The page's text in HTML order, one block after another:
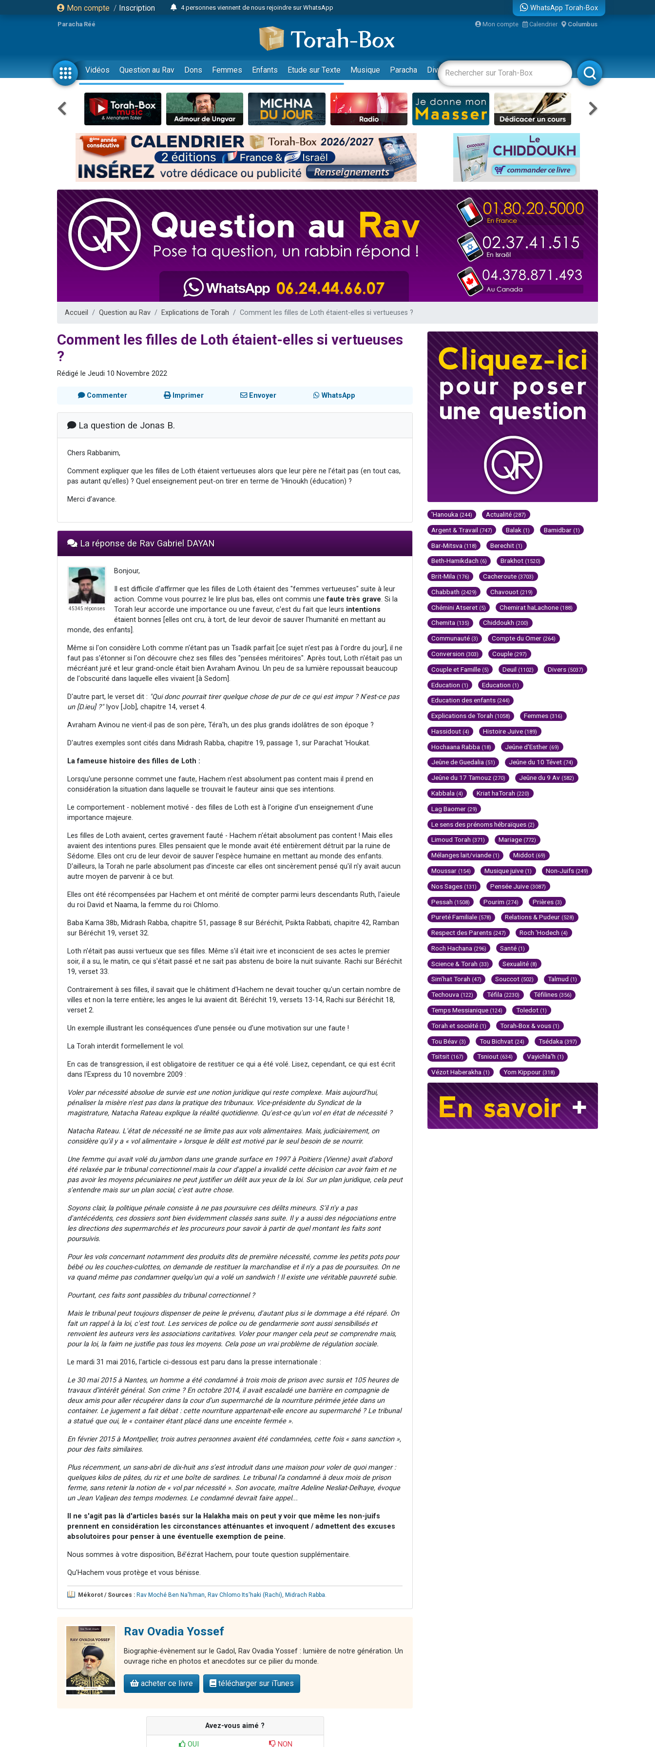
Mon compte / Inscription
4 personnes viennent de nous rejoindre sur WhatsApp
Odaya vient de donner son Maasser
3 personnes viennent de faire un don pour 5 jours de vacances aux Orphelins
3 personnes viennent de faire un don pour Diane, 80 ans, dans un appartement insalubre
13 personnes viennent de demander une bénédiction
2 personnes viennent de nous rejoindre sur WhatsApp
30 personnes viennent de faire un don pour Sauvez la jambe de Yohan
Il reste 49 places pour étudier en groupe sur Zoom
12 nouvelles musiques dans Torah-Box Music
3 personnes viennent de nous rejoindre sur WhatsApp
2 personnes viennent de nous rejoindre sur WhatsApp
3 personnes viennent de nous rejoindre sur WhatsApp
2 nouvelles musiques dans Torah-Box Music
8 personnes viennent de faire un don pour Tsédaka : pauvres d'Israel
Nouvelle émission radio : Visions de grandeur n°104 : Le Chabbath et le Birkat Hamazone à travers le temps
Ariel vient de donner son Maasser
Il reste 49 places pour étudier en groupe sur Zoom
Eva vient de donner son Maasser
WhatsApp Torah-Box
Paracha Réé Mon compte Calendrier Columbus
Vidéos Question au Rav Dons Femmes Enfants Etude sur Texte Musique Paracha Divertissements Livres Rabbanim
Accueil Question au Rav Explications de Torah Comment les filles de Loth étaient-elles si vertueuses ?
Comment les filles de Loth étaient-elles si vertueuses
?
Rédigé le Jeudi 10 Novembre 2022
Commenter Imprimer Envoyer WhatsApp
La question de Jonas B.
Chers Rabbanim,
Comment expliquer que les filles de Loth étaient vertueuses alors que leur père ne l’était pas (en tout cas,
pas autant qu’elles) ? Quel enseignement peut-on tirer en terme de 'Hinoukh (éducation) ?
Merci d’avance.
La réponse de Rav Gabriel DAYAN
45345 réponses
Bonjour,
Il est difficile d'affirmer que les filles de Loth étaient des "femmes vertueuses" suite à leur
action. Comme vous pourrez le lire plus bas, elles ont commis unefaute très grave. Si la
Torah leur accorde une importance ou une faveur, c'est du fait que leurs intentions
étaient bonnes [elles ont cru, à tort, de leur devoir de sauver l'humanité en mettant au
monde, des enfants].
Même si l'on considère Loth comme n'étant pas un Tsadik parfait [ce sujet n'est pas à l'ordre du jour], il ne
faut pas s'étonner si l'on découvre chez ses filles des "pensées méritoires". Après tout, Loth n'était pas un
mécréant juré et leur grand-oncle était bien Avraham Avinou. Un peu de sa lumière repoussait beaucoup
de l'obscurité dans laquelle elles vivaient [à Sedom].
D'autre part, le verset dit : "Qui donc pourrait tirer quelque chose de pur de ce qui est impur ? N'est-ce pas
un [D.ieu] ?"Iyov [Job], chapitre 14, verset 4.
Avraham Avinou ne vient-il pas de son père, Téra'h, un des plus grands idolâtres de son époque ?
D'autres exemples sont cités dans Midrash Rabba, chapitre 19, passage 1, sur Parachat 'Houkat.
La fameuse histoire des filles de Loth :
Lorsqu'une personne commet une faute, Hachem n'est absolument pas content mais il prend en
considération la situation dans laquelle se trouvait le fauteur ainsi que ses intentions.
Le comportement - noblement motivé - des filles de Loth est à l'origine d'un enseignement d'une
importance majeure.
Les filles de Loth avaient, certes gravement fauté - Hachem n'était absolument pas content ! Mais elles
avaient des intentions pures. Elles pensaient que le monde avait été entièrement détruit par la ruine de
Sédome. Elles ont cru de leur devoir de sauver l'espèce humaine en mettant au monde des enfants.
D'ailleurs, la Torah ne parle absolument pas d'inceste car elles ont sincèrement pensé qu'il n'y avait aucun
autre moyen de parvenir à ce but.
Elles ont été récompensées par Hachem et ont mérité de compter parmi leurs descendants Ruth, l'aïeule
du roi David et Naama, la femme du roi Chlomo.
Baba Kama 38b, Midrash Rabba, chapitre 51, passage 8 sur Béréchit, Psikta Rabbati, chapitre 42, Ramban
sur Béréchit 19, verset 32.
Loth n'était pas aussi vertueux que ses filles. Même s'il était ivre et inconscient de ses actes le premier
soir, il a su, le matin, ce qui s'était passé et ne sait pas abstenu de boire la nuit suivante. Rachi sur Béréchit
19, verset 33.
Contrairement à ses filles, il savait que le châtiment d'Hachem ne devait toucher qu'un certain nombre de
villes et non la terre entière; les anges le lui avaient dit. Béréchit 19, versets 13-14, Rachi sur Béréchit 18,
verset 2.
Un exemple illustrant les conséquences d'une pensée ou d'une motivation sur une faute !
La Torah interdit formellement le vol.
En cas de transgression, il est obligatoire de restituer ce qui a été volé. Lisez, cependant, ce qui est écrit
dans l'Express du 10 novembre 2009 :
Voler par nécessité absolue de survie est une notion juridique qui reste complexe. Mais aujourd'hui,
pénaliser la misère n'est pas dans la pratique des tribunaux. Vice-présidente du Syndicat de la
magistrature, Natacha Rateau explique la réalité quotidienne. Qu'est-ce qu'un vol en état de nécessité ?
Natacha Rateau. L'état de nécessité ne se limite pas aux vols alimentaires. Mais, judiciairement, on
considère qu'il y a « vol alimentaire » lorsque le délit est motivé par le seul besoin de se nourrir.
Une femme qui avait volé du jambon dans une grande surface en 1997 à Poitiers (Vienne) avait d'abord
été relaxée par le tribunal correctionnel mais la cour d'appel a invalidé cette décision car avoir faim et ne
pas avoir les moyens pécuniaires ne peut justifier un délit aux yeux de la loi. Sur un plan juridique, cela peut
s'entendre mais sur un plan social, c'est autre chose.
Soyons clair, la politique pénale consiste à ne pas poursuivre ces délits mineurs. S'il n'y a pas
d'antécédents, ces dossiers sont bien évidemment classés sans suite. Il y a aussi des négociations entre
les directions des supermarchés et les procureurs pour savoir à partir de quel montant les faits sont
poursuivis.
Pour les vols concernant notamment des produits dits de première nécessité, comme les petits pots pour
bébé ou les couches-culottes, on demande de restituer la marchandise et il n'y a pas de poursuites. On ne
va quand même pas condamner quelqu'un qui a volé un sandwich ! Il existe une véritable pauvreté subie.
Pourtant, ces faits sont passibles du tribunal correctionnel ?
Mais le tribunal peut toujours dispenser de peine le prévenu, d'autant plus si le dommage a été réparé. On
fait un rappel à la loi, c'est tout. Les services de police ou de gendarmerie sont aussi sensibilisés et
renvoient les auteurs vers les associations caritatives. Voler pour manger cela peut se comprendre mais,
pour la loi, la faim ne justifie pas tous les moyens. Cela pose un vrai problème de régulation sociale.
Le mardi 31 mai 2016, l'article ci-dessous est paru dans la presse internationale :
Le 30 mai 2015 à Nantes, un homme a été condamné à trois mois de prison avec sursis et 105 heures de
travaux d’intérêt général. Son crime ? En octobre 2014, il avait escaladé une barrière en compagnie de
deux amis pour aller récupérer dans la cour d’un supermarché de la nourriture périmée jetée dans un
container. Le jugement a fait débat : cette nourriture appartenait-elle encore au supermarché ? Le tribunal
a statué que oui, le « container étant placé dans une enceinte fermée ».
En février 2015 à Montpellier, trois autres personnes avaient été condamnées, cette fois « sans sanction »,
pour des faits similaires.
Plus récemment, un sans-abri de dix-huit ans s’est introduit dans une maison pour voler de quoi manger :
quelques kilos de pâtes, du riz et une boîte de sardines. Le tribunal l’a condamné à deux mois de prison
ferme, sans retenir la notion de « vol par nécessité ». Son avocate, maître Adeline Nesliat-Delhaye, évoque
un Jean Valjean des temps modernes. Le condamné devrait faire appel...
Il ne s'agit pas là d'articles basés sur la Halakha mais on peut y voir que même les non-juifs
prennent en considération les circonstances atténuantes et invoquent / admettent des excuses
absolutoires pour penser à une éventuelle exemption de peine.
Nous sommes à votre disposition, Bé’ézrat Hachem, pour toute question supplémentaire.
Qu’Hachem vous protège et vous bénisse.
Mékorot / Sources : Rav Moché Ben Na'hman Rav Chlomo Its'haki (Rachi) Midrach Rabba
Rav Ovadia Yossef
Biographie-évènement sur le Gadol, Rav Ovadia Yossef : lumière de notre génération. Un
ouvrage riche en photos et anecdotes sur ce pilier du monde.
acheter ce livre télécharger sur iTunes
Avez-vous aimé ?
OUI NON
'Hanouka (244) Actualité (287)
Argent & Travail (747) Balak (1) Bamidbar (1)
Bar-Mitsva (118) Berechit (1)
Beth-Hamikdach (6) Brakhot (1520)
Brit-Mila (176) Cacheroute (3703)
Chabbath (2429) Chavouot (219)
Chémini Atseret (5) Chemirat haLachone (188)
Chemita (135) Chiddoukh (200)
Communauté (3) Compte du Omer (264)
Conversion (303) Couple (297)
Couple et Famille (5) Deuil (1102) Divers (5037)
Education (1) Education (1)
Education des enfants (244)
Explications de Torah (1058) Femmes (316)
Hassidout (4) Histoire Juive (189)
Hochaana Rabba (18) Jeûne d'Esther (69)
Jeûne de Guedalia (51) Jeûne du 10 Tévet (74)
Jeûne du 17 Tamouz (270) Jeûne du 9 Av (582)
Kabbala (4) Kriat haTorah (220)
Lag Baomer (29)
Le sens des prénoms hébraïques (2)
Limoud Torah (371) Mariage (772)
Mélanges lait/viande (1) Middot (69)
Moussar (154) Musique juive (1) Non-Juifs (249)
Nos Sages (131) Pensée Juive (3087)
Pessah (1508) Pourim (274) Prières (3)
Pureté Familiale (578) Relations & Pudeur (528)
Respect des Parents (247) Roch 'Hodech (4)
Roch Hachana (296) Santé (1)
Science & Torah (33) Sexualité (8)
Sim'hat Torah (47) Souccot (502) Talmud (1)
Techouva (122) Téfila (2230) Téfilines (356)
Temps Messianique (124) Toledot (1)
Torah et société (1) Torah-Box & vous (1)
Tou Béav (3) Tou Bichvat (24) Tsédaka (397)
Tsitsit (167) Tsniout (634) Vayichla'h (1)
Vézot Haberakha (1) Yom Kippour (318)